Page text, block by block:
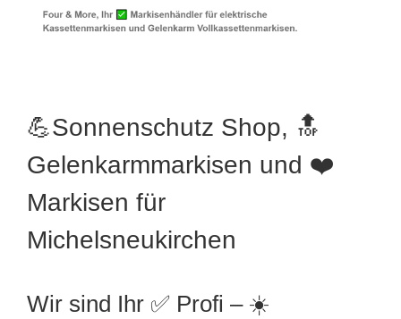
💪Sonnenschutz Shop, 🔝
Gelenkarmmarkisen und ❤️
Markisen für
Michelsneukirchen
Wir sind Ihr ✅ Profi – ☀️